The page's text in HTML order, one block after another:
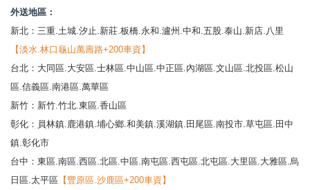
外送地區：
新北：三重.土城.汐止.新莊.板橋.永和.瀘州.中和.五股.泰山.新店.八里
【淡水.林口龜山萬壽路+200車資】
台北：大同區.大安區.士林區.中山區.中正區.內湖區.文山區.北投區.松山
區.信義區.南港區.萬華區
新竹：新竹.竹北.東區.香山區
彰化：員林鎮.鹿港鎮.埔心鄉.和美鎮.溪湖鎮.田尾區.南投市.草屯區.田中
鎮.彰化市
台中：東區.南區.西區.北區.中區.南屯區.西屯區.北屯區.大里區.大雅區.烏
日區.太平區 【豐原區.沙鹿區+200車資】